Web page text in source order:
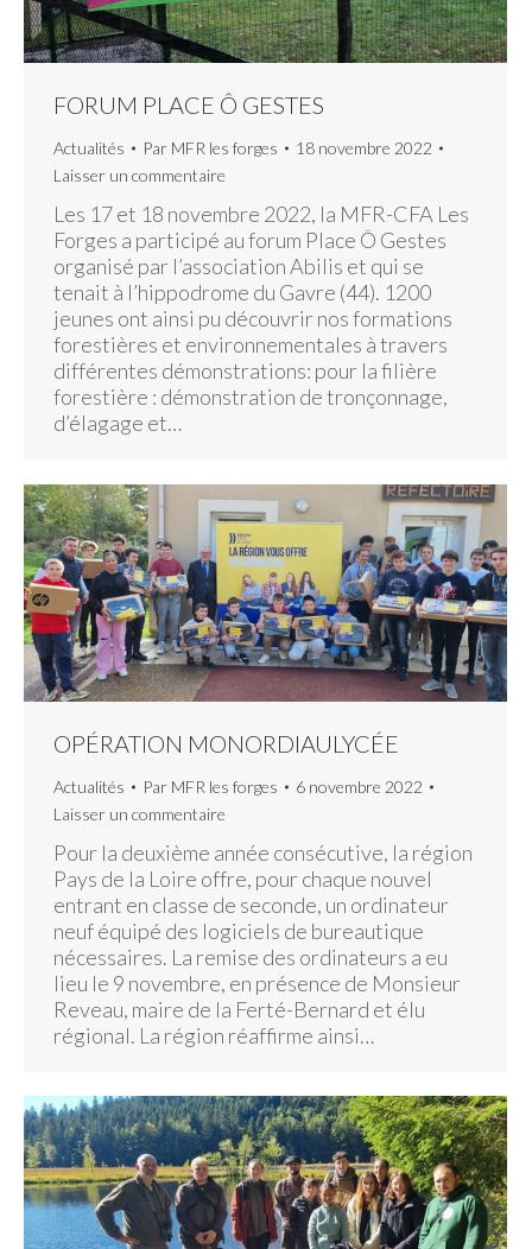
FORUM PLACE Ô GESTES
Actualités Par MFR les forges
18 novembre 2022
Laisser un commentaire
Les 17 et 18 novembre 2022, la MFR-CFA Les
Forges a participé au forum Place Ô Gestes
organisé par l’association Abilis et qui se
tenait à l’hippodrome du Gavre (44). 1200
jeunes ont ainsi pu découvrir nos formations
forestières et environnementales à travers
différentes démonstrations: pour la filière
forestière : démonstration de tronçonnage,
d’élagage et…
OPÉRATION MONORDIAULYCÉE
Actualités Par MFR les forges
6 novembre 2022
Laisser un commentaire
Pour la deuxième année consécutive, la région
Pays de la Loire offre, pour chaque nouvel
entrant en classe de seconde, un ordinateur
neuf équipé des logiciels de bureautique
nécessaires. La remise des ordinateurs a eu
lieu le 9 novembre, en présence de Monsieur
Reveau, maire de la Ferté-Bernard et élu
régional. La région réaffirme ainsi…